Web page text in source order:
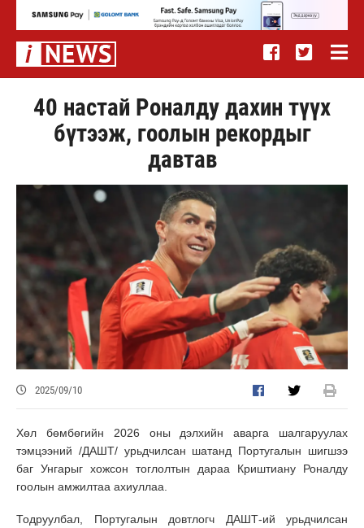
40 настай Роналду дахин түүх
бүтээж, гоолын рекордыг
давтав
2025/09/10
Хөл бөмбөгийн 2026 оны дэлхийн аварга шалгаруулах
тэмцээний /ДАШТ/ урьдчилсан шатанд Португалын шигшээ
баг Унгарыг хожсон тоглолтын дараа Криштиану Роналду
гоолын амжилтаа ахиуллаа.
Тодруулбал, Португалын довтлогч ДАШТ-ий урьдчилсан